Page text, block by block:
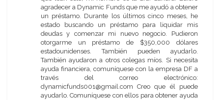
agradecer a Dynamic Funds que me ayudó a obtener
un préstamo. Durante los últimos cinco meses, he
estado buscando un préstamo para liquidar mis
deudas y comenzar mi nuevo negocio. Pudieron
otorgarme un préstamo de $350,000 dólares
estadounidenses. También pueden ayudarlo.
También ayudaron a otros colegas míos. Si necesita
ayuda financiera, comuníquese con la empresa DF a
través del correo electrónico:
dynamicfunds001@gmail.com Creo que él puede
ayudarlo. Comuníquese con ellos para obtener ayuda